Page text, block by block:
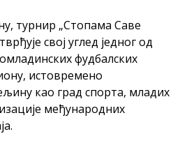
турнир „Стопама Саве
свој углед једног од
фудбалских
истовремено
као град спорта, младих
међународних